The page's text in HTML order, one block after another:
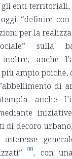
enti territoriali,
“definire
per la
sulla
anche
ampio poiché,
di
anche
di decoro
[8], con